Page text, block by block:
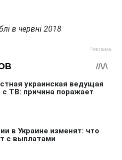
в червні 2018